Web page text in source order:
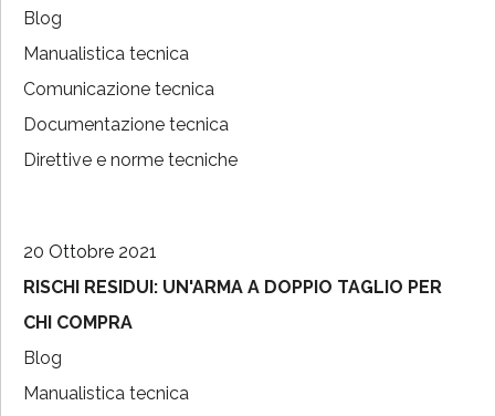
Blog
Manualistica tecnica
Comunicazione tecnica
Documentazione tecnica
Direttive e norme tecniche
20 Ottobre 2021
RISCHI RESIDUI: UN'ARMA A DOPPIO TAGLIO PER
CHI COMPRA
Blog
Manualistica tecnica